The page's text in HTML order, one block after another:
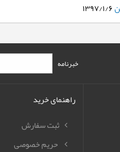
۱۳۹۷/۱/۶
خبرنامه
راهنمای خرید
ثبت سفارش
حریم خصوصی